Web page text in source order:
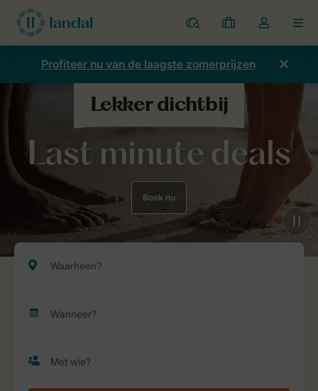
Parken
Mijn
boekingen
Open
de
dropdown
Profiteer nu van de laagste zomerprijzen
Last minute deals
Boek nu